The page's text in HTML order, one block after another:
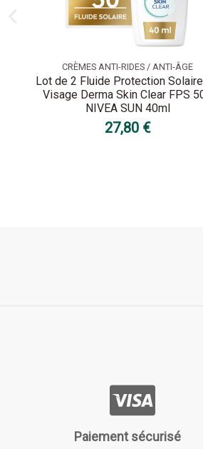
CRÈMES ANTI-RIDES / ANTI-ÂGE
Lot de 2 Fluide Protection
Visage Derma Skin Clear FPS
NIVEA SUN 40ml
27,80 €
Paiement sécurisé